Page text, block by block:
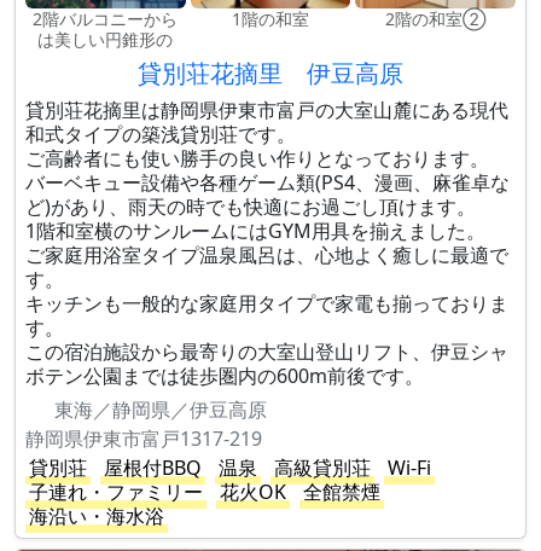
2階バルコニーから
は美しい円錐形の
1階の和室 2階の和室②
貸別荘花摘里 伊豆高原
貸別荘花摘里は静岡県伊東市富戸の大室山麓にある現代
和式タイプの築浅貸別荘です。
ご高齢者にも使い勝手の良い作りとなっております。
バーベキュー設備や各種ゲーム類(PS4、漫画、麻雀卓な
ど)があり、雨天の時でも快適にお過ごし頂けます。
1階和室横のサンルームにはGYM用具を揃えました。
ご家庭用浴室タイプ温泉風呂は、心地よく癒しに最適で
す。
キッチンも一般的な家庭用タイプで家電も揃っておりま
す。
この宿泊施設から最寄りの大室山登山リフト、伊豆シャ
ボテン公園までは徒歩圏内の600m前後です。
東海／静岡県／伊豆高原
静岡県伊東市富戸1317-219
貸別荘
屋根付BBQ 温泉 高級貸別荘
Wi-Fi
子連れ・ファミリー
花火OK
全館禁煙
海沿い・海水浴